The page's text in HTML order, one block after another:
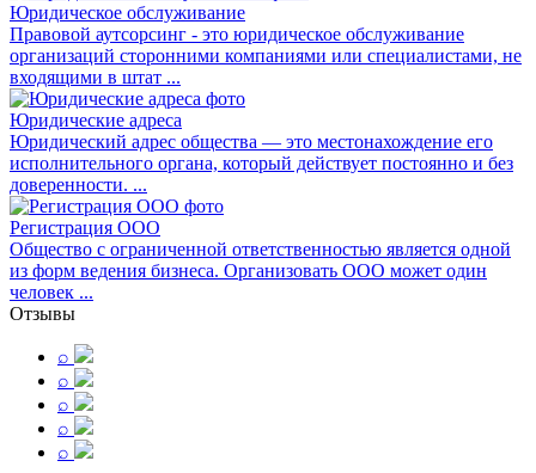
Юридическое обслуживание
Правовой аутсорсинг - это юридическое обслуживание
организаций сторонними компаниями или специалистами, не
входящими в штат ...
Юридические адреса
Юридический адрес общества — это местонахождение его
исполнительного органа, который действует постоянно и без
доверенности. ...
Регистрация ООО
Общество с ограниченной ответственностью является одной
из форм ведения бизнеса. Организовать ООО может один
человек ...
Отзывы
⌕
⌕
⌕
⌕
⌕